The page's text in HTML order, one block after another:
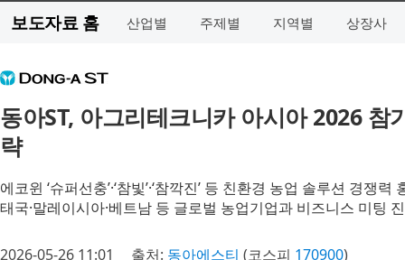
보도자료 홈 산업별 주제별 지역별 상장사
동아ST, 아그리테크니카 아시아 2026
략
에코윈 ‘슈퍼선충’·‘참빛’·‘참깍진’ 등 친환경 농업 솔루션 경쟁력
태국·말레이시아·베트남 등 글로벌 농업기업과 비즈니스 미팅
2026-05-26 11:01 출처: 동아에스티 (코스피 170900)